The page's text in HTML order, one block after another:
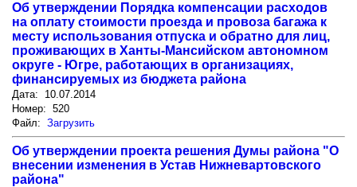
Об утверждении Порядка компенсации расходов
на оплату стоимости проезда и провоза багажа к
месту использования отпуска и обратно для лиц,
проживающих в Ханты-Мансийском автономном
округе - Югре, работающих в организациях,
финансируемых из бюджета района
Дата: 10.07.2014
Номер: 520
Файл: Загрузить
Об утверждении проекта решения Думы района "О
внесении изменения в Устав Нижневартовского
района"